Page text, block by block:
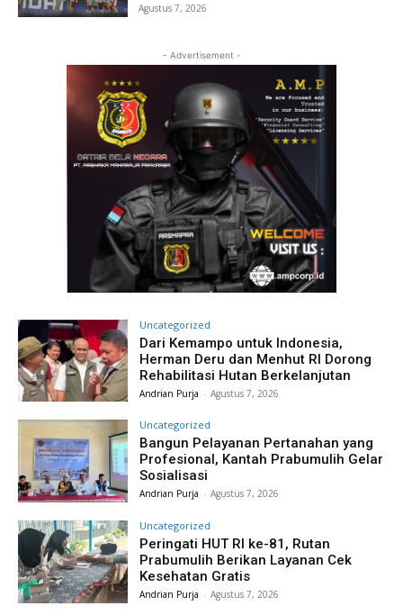
Agustus 7, 2026
- Advertisement -
Uncategorized
Dari Kemampo untuk Indonesia,
Herman Deru dan Menhut RI Dorong
Rehabilitasi Hutan Berkelanjutan
Andrian Purja - Agustus 7, 2026
Uncategorized
Bangun Pelayanan Pertanahan yang
Profesional, Kantah Prabumulih Gelar
Sosialisasi
Andrian Purja - Agustus 7, 2026
Uncategorized
Peringati HUT RI ke-81, Rutan
Prabumulih Berikan Layanan Cek
Kesehatan Gratis
Andrian Purja - Agustus 7, 2026